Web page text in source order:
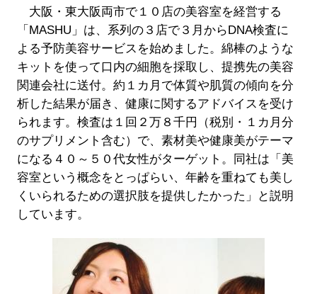
大阪・東大阪両市で１０店の美容室を経営する
「MASHU」は、系列の３店で３月からDNA検査に
よる予防美容サービスを始めました。綿棒のような
キットを使って口内の細胞を採取し、提携先の美容
関連会社に送付。約１カ月で体質や肌質の傾向を分
析した結果が届き、健康に関するアドバイスを受け
られます。検査は１回２万８千円（税別・１カ月分
のサプリメント含む）で、素材美や健康美がテーマ
になる４０～５０代女性がターゲット。同社は「美
容室という概念をとっぱらい、年齢を重ねても美し
くいられるための選択肢を提供したかった」と説明
しています。